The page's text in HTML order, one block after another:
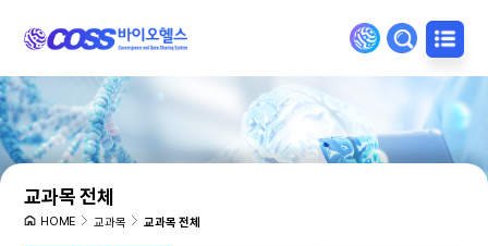
교과목 전체
HOME 교과목 교과목 전체